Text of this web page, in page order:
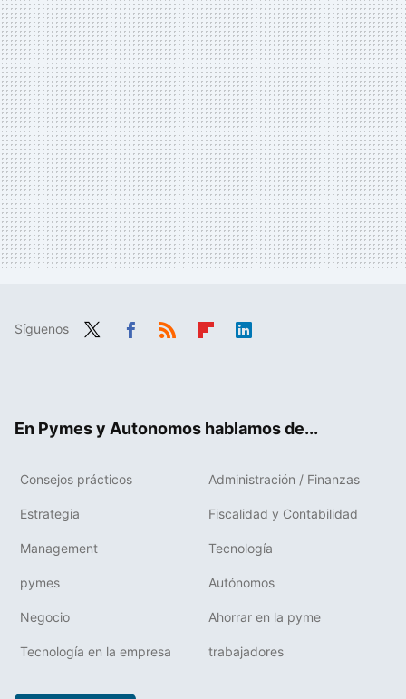
Síguenos
En Pymes y Autonomos hablamos de...
Consejos prácticos Administración / Finanzas
Estrategia Fiscalidad y Contabilidad
Management Tecnología
pymes Autónomos
Negocio Ahorrar en la pyme
Tecnología en la empresa trabajadores